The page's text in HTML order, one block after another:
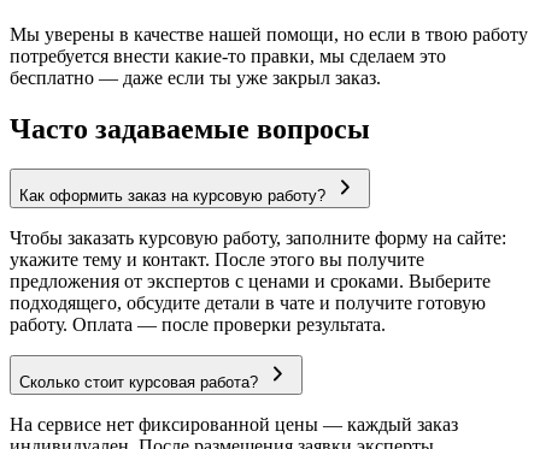
Мы уверены в качестве нашей помощи, но если в твою работу
потребуется внести какие-то правки, мы сделаем это
бесплатно — даже если ты уже закрыл заказ.
Часто задаваемые вопросы
Как оформить заказ на курсовую работу?
Чтобы заказать курсовую работу, заполните форму на сайте:
укажите тему и контакт. После этого вы получите
предложения от экспертов с ценами и сроками. Выберите
подходящего, обсудите детали в чате и получите готовую
работу. Оплата — после проверки результата.
Сколько стоит курсовая работа?
На сервисе нет фиксированной цены — каждый заказ